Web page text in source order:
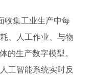
收集工业生产中每
、人工作业、与物
的生产数字模型。
工智能系统实时反